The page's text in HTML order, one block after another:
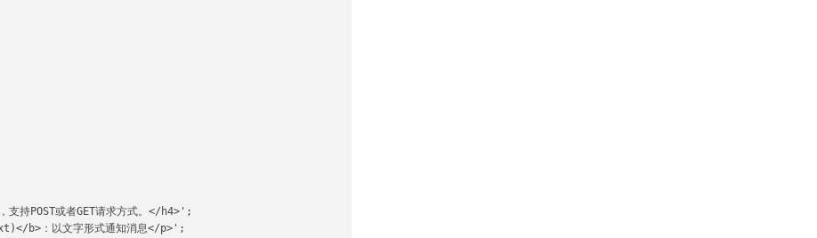
支持POST或者GET请求方式。</h4>';
b>：以文字形式通知消息</p>';